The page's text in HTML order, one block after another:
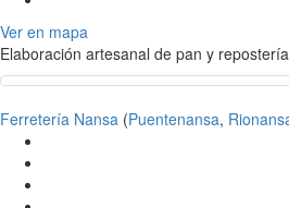
Ver en mapa
Elaboración artesanal de pan y
Ferretería Nansa (Puentenansa,